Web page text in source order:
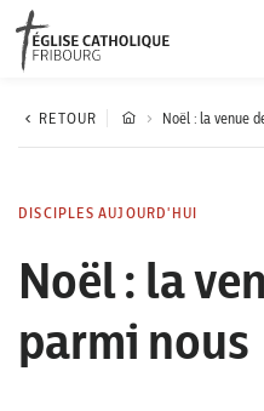
Région diocésaine
Agenda
Corporation cantonale
RETOUR Noël : la venue
DISCIPLES AUJOURD'HUI
Noël : la
parmi nous